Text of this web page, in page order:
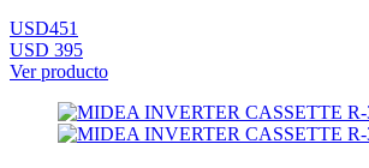
USD451
USD 395
Ver producto